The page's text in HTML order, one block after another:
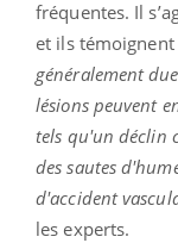
fréquentes. Il
et ils
généralement
lésions peuvent
tels qu'un déclin
des sautes
d'accident
les experts.